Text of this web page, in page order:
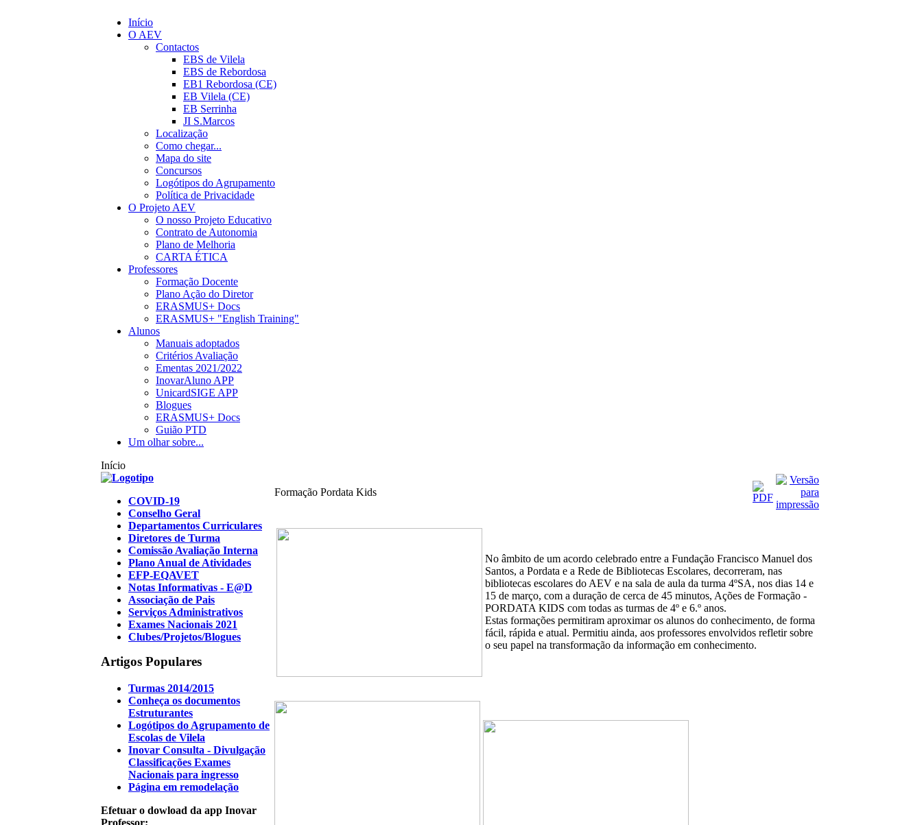
Início
O AEV
Contactos
EBS de Vilela
EBS de Rebordosa
EB1 Rebordosa (CE)
EB Vilela (CE)
EB Serrinha
JI S.Marcos
Localização
Como chegar...
Mapa do site
Concursos
Logótipos do Agrupamento
Política de Privacidade
O Projeto AEV
O nosso Projeto Educativo
Contrato de Autonomia
Plano de Melhoria
CARTA ÉTICA
Professores
Formação Docente
Plano Ação do Diretor
ERASMUS+ Docs
ERASMUS+ "English Training"
Alunos
Manuais adoptados
Critérios Avaliação
Ementas 2021/2022
InovarAluno APP
UnicardSIGE APP
Blogues
ERASMUS+ Docs
Guião PTD
Um olhar sobre...
Início
Formação Pordata Kids
No âmbito de um acordo celebrado entre a Fundação Francisco Manuel dos
Santos, a Pordata e a Rede de Bibliotecas Escolares, decorreram, nas
bibliotecas escolares do AEV e na sala de aula da turma 4ºSA, nos dias 14 e
15 de março, com a duração de cerca de 45 minutos, Ações de Formação -
PORDATA KIDS com todas as turmas de 4º e 6.º anos.
Estas formações permitiram aproximar os alunos do conhecimento, de forma
fácil, rápida e atual. Permitiu ainda, aos professores envolvidos refletir sobre
o seu papel na transformação da informação em conhecimento.
COVID-19
Conselho Geral
Departamentos Curriculares
Diretores de Turma
Comissão Avaliação Interna
Plano Anual de Atividades
EFP-EQAVET
Notas Informativas - E@D
Associação de Pais
Serviços Administrativos
Exames Nacionais 2021
Clubes/Projetos/Blogues
Artigos Populares
Turmas 2014/2015
Conheça os documentos
Estruturantes
Logótipos do Agrupamento de
Escolas de Vilela
Inovar Consulta - Divulgação
Classificações Exames
Nacionais para ingresso
Página em remodelação
Efetuar o dowload da app Inovar
Professor: